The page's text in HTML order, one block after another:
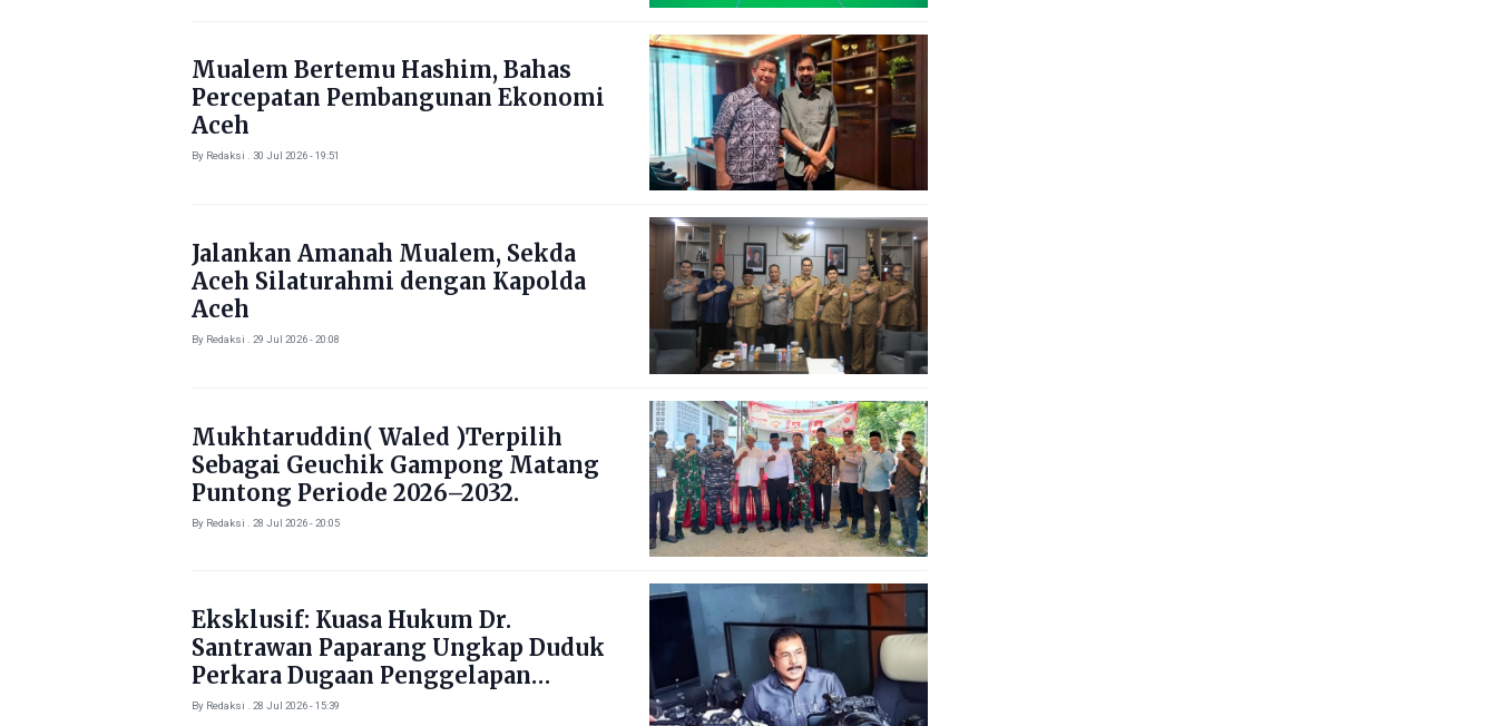
Mualem Bertemu Hashim, Bahas
Percepatan Pembangunan Ekonomi
Aceh
By Redaksi . 30 Jul 2026 - 19:51
Jalankan Amanah Mualem, Sekda
Aceh Silaturahmi dengan Kapolda
Aceh
By Redaksi . 29 Jul 2026 - 20:08
Mukhtaruddin( Waled )Terpilih
Sebagai Geuchik Gampong Matang
Puntong Periode 2026–2032.
By Redaksi . 28 Jul 2026 - 20:05
Eksklusif: Kuasa Hukum Dr.
Santrawan Paparang Ungkap Duduk
Perkara Dugaan Penggelapan
Kendaraan Rp1,5 Miliar
By Redaksi . 28 Jul 2026 - 15:39